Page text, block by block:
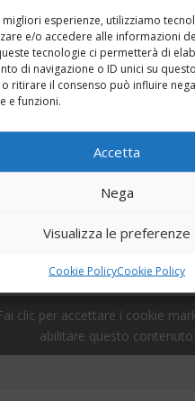
esperienze, utilizziamo
e/o accedere alle informazioni
tecnologie ci permetterà di
di navigazione o ID unici su
ritirare il consenso può influire
e funzioni.
Accetta
Nega
Visualizza le preferenze
Cookie PolicyCookie Policy
Muore a 7
2020
,
clic per accettare i cookie
abilitare questo contenuto